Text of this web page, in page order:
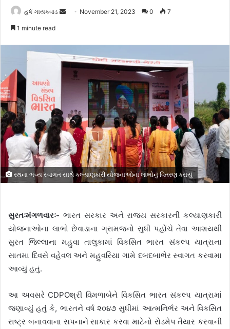
હર્ષ ગાયક્વાડ
a
i
November 21, 2023 0 7
1 minute read
રથના ભવ્ય સ્વાગત સાથે કલ્યાણકારી યોજનાઓના લાભોનું વિતરણ કરાયું
સુરતઃમંગળવારઃ- ભારત સરકાર અને રાજ્ય સરકારની કલ્યાણકારી
યોજનાઓના લાભો છેવાડાના ગ્રામજનો સુધી પહોંચે તેવા આશયથી
સુરત જિલ્લાના મહુવા તાલુકામાં વિકસિત ભારત સંકલ્પ યાત્રાના
સાતમા દિવસે વહેવલ અને મહુવરિયા ગામે દબદબાભેર સ્વાગત કરવામા
આવ્યું હતું.
આ અવસરે CDPOશ્રી વિમળાબેને વિકસિત ભારત સંકલ્પ યાત્રામાં
જણાવ્યું હતું કે, ભારતને વર્ષ ૨૦૪૭ સુધીમાં આત્મનિર્ભર અને વિકસિત
રાષ્ટ્ર બનાવવાના સપનાને સાકાર કરવા માટેનો રોડમેપ તૈયાર કરવાની